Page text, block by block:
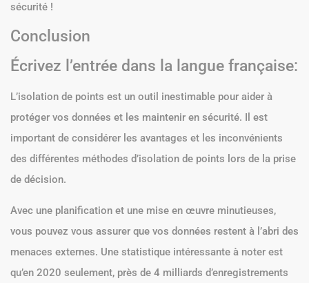
sécurité !
Conclusion
Écrivez l’entrée dans la langue française:
L’isolation de points est un outil inestimable pour aider à
protéger vos données et les maintenir en sécurité. Il est
important de considérer les avantages et les inconvénients
des différentes méthodes d’isolation de points lors de la prise
de décision.
Avec une planification et une mise en œuvre minutieuses,
vous pouvez vous assurer que vos données restent à l’abri des
menaces externes. Une statistique intéressante à noter est
qu’en 2020 seulement, près de 4 milliards d’enregistrements